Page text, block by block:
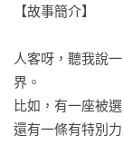
【故事簡介】
人客呀，聽我說
界。
比如，有一座被
還有一條有特別